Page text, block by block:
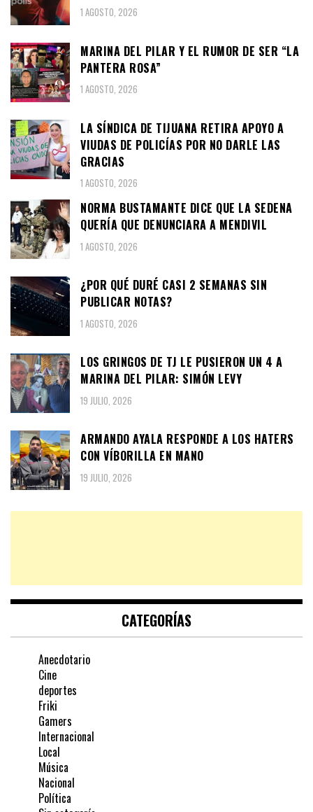
1 AGOSTO, 2026
MARINA DEL PILAR Y EL RUMOR DE SER “LA
PANTERA ROSA”
1 AGOSTO, 2026
LA SÍNDICA DE TIJUANA RETIRA APOYO A
VIUDAS DE POLICÍAS POR NO DARLE LAS
GRACIAS
1 AGOSTO, 2026
NORMA BUSTAMANTE DICE QUE LA SEDENA
QUERÍA QUE DENUNCIARA A MENDIVIL
1 AGOSTO, 2026
¿POR QUÉ DURÉ CASI 2 SEMANAS SIN
PUBLICAR NOTAS?
1 AGOSTO, 2026
LOS GRINGOS DE TJ LE PUSIERON UN 4 A
MARINA DEL PILAR: SIMÓN LEVY
19 JULIO, 2026
ARMANDO AYALA RESPONDE A LOS HATERS
CON VÍBORILLA EN MANO
19 JULIO, 2026
CATEGORÍAS
Anecdotario
Cine
deportes
Friki
Gamers
Internacional
Local
Música
Nacional
Política